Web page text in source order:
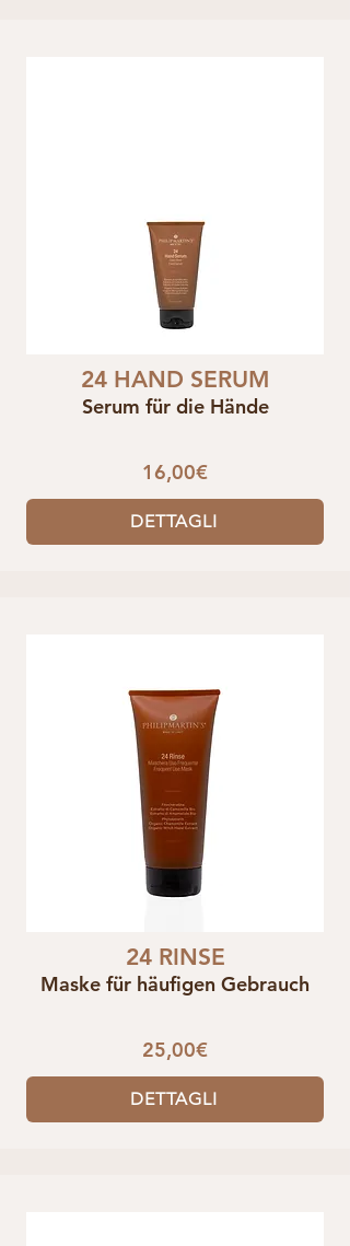
24 HAND SERUM
Serum für die Hände
16,00€
DETTAGLI
24 RINSE
Maske für häufigen Gebrauch
25,00€
DETTAGLI